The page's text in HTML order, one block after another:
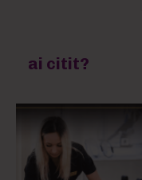
ai citit?